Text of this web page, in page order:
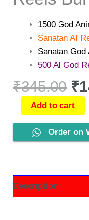
1500 God
Sanatan AI
Sanatan God
500 AI God
₹345.00 ₹
Add to cart
Order on
Description